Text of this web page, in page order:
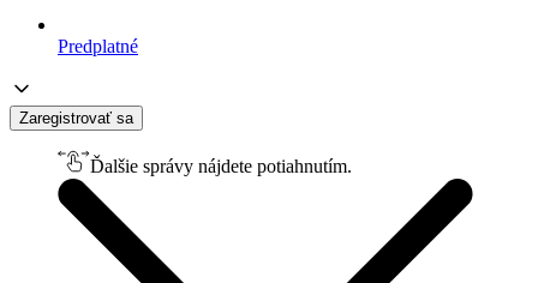
Predplatné
Zaregistrovať sa
Ďalšie správy nájdete potiahnutím.